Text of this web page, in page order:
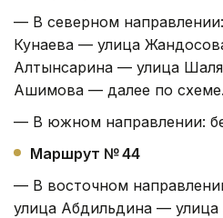
— В северном
Кунаева — улица
Алтынсарина — улица
Ашимова — далее по схеме.
— В южном направлении:
Маршрут № 44
— В восточном
улица Абдильдина — улица